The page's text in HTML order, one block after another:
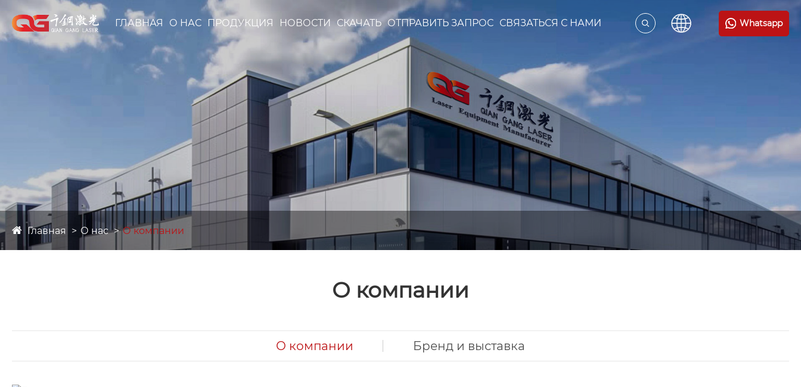
ГЛАВНАЯ О НАС ПРОДУКЦИЯ НОВОСТИ СКАЧАТЬ ОТПРАВИТЬ ЗАПРОС СВЯЗАТЬСЯ С НАМИ Whatsapp
Главная О нас О компании
О компании
О компании Бренд и выставка